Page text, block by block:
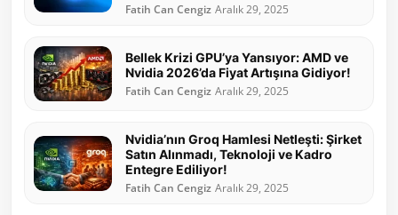
Fatih Can Cengiz Aralık 29, 2025
Bellek Krizi GPU’ya Yansıyor: AMD ve
Nvidia 2026’da Fiyat Artışına Gidiyor!
Fatih Can Cengiz Aralık 29, 2025
Nvidia’nın Groq Hamlesi Netleşti: Şirket
Satın Alınmadı, Teknoloji ve Kadro
Entegre Ediliyor!
Fatih Can Cengiz Aralık 29, 2025